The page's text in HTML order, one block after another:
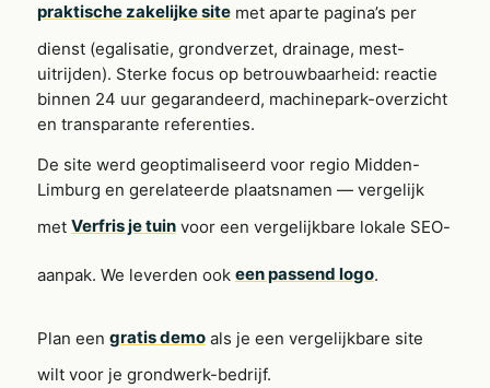
praktische zakelijke site met aparte pagina’s per
dienst (egalisatie, grondverzet, drainage, mest-
uitrijden). Sterke focus op betrouwbaarheid: reactie
binnen 24 uur gegarandeerd, machinepark-overzicht
en transparante referenties.
De site werd geoptimaliseerd voor regio Midden-
Limburg en gerelateerde plaatsnamen — vergelijk
met Verfris je tuin voor een vergelijkbare lokale SEO-
aanpak. We leverden ook een passend logo.
Plan een gratis demo als je een vergelijkbare site
wilt voor je grondwerk-bedrijf.